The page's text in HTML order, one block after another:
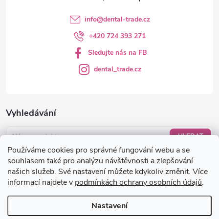
Používáme cookies pro správné fungování webu a se
souhlasem také pro analýzu návštěvnosti a zlepšování
našich služeb. Své nastavení můžete kdykoliv změnit. Více
informací najdete v podmínkách ochrany osobních údajů.
Nastavení
Vyhledávání
HLEDAT
Nákupní košík
0KS /0 KČ
info@dental-trade.cz
+420 724 393 271
Sledujte nás na FB
dental_trade.cz